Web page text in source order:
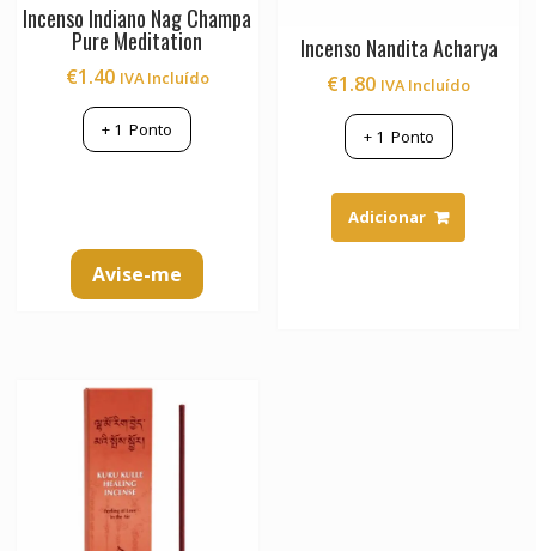
Incenso Indiano Nag Champa
Pure Meditation
€1.40 IVA Incluído
+ 1 Ponto
Avise-me
Incenso Nandita Acharya
€1.80 IVA Incluído
+ 1 Ponto
Adicionar